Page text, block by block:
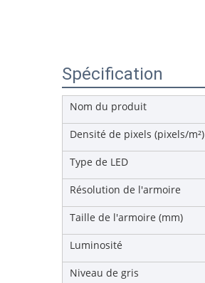
Spécification
Nom du produit
Densité de pixels (pixels/m²)
Type de LED
Résolution de l'armoire
Taille de l'armoire (mm)
Luminosité
Niveau de gris